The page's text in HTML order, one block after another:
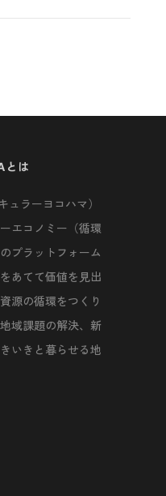
とは
ラーヨコハマ）
エコノミー（循環
プラットフォーム
あてて価値を見出
源の循環をつくり
域課題の解決、新
いきと暮らせる地